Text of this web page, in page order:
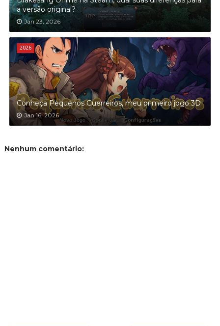
a versão original?
Jan 23, 2026
2026
Conheça Pequenos Guerreiros, meu primeiro jogo 3D
Jan 16, 2026
Nenhum comentário: